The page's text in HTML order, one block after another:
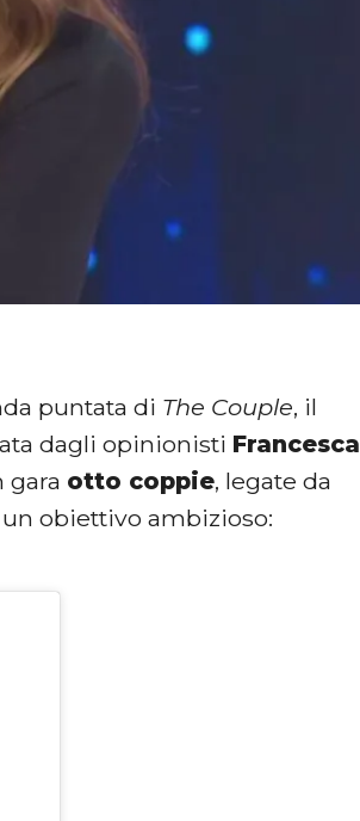
puntata di The Couple, il
dagli opinionisti Francesca
gara otto coppie, legate da
un obiettivo ambizioso: